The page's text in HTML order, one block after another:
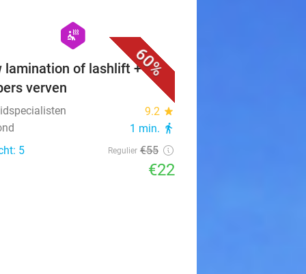
60%
hexagon
wellness
lamination of lashlift + evt.
verven
9.2 star
1 min. directions_walk
5 Regulier €55
€22